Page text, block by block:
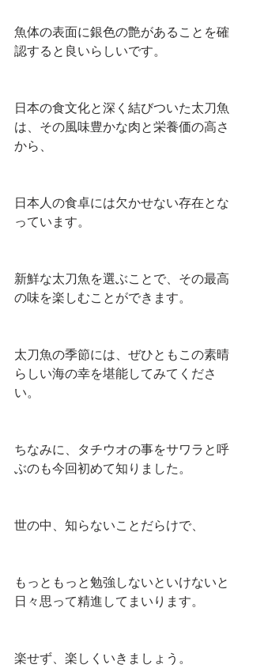
魚体の表面に銀色の艶があることを確
認すると良いらしいです。
日本の食文化と深く結びついた太刀魚
は、その風味豊かな肉と栄養価の高さ
から、
日本人の食卓には欠かせない存在とな
っています。
新鮮な太刀魚を選ぶことで、その最高
の味を楽しむことができます。
太刀魚の季節には、ぜひともこの素晴
らしい海の幸を堪能してみてくださ
い。
ちなみに、タチウオの事をサワラと呼
ぶのも今回初めて知りました。
世の中、知らないことだらけで、
もっともっと勉強しないといけないと
日々思って精進してまいります。
楽せず、楽しくいきましょう。